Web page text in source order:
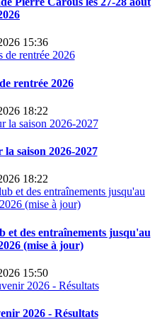
15:36
rentrée 2026
18:22
saison 2026-2027
18:22
et des entraînements jusqu'au
(mise à jour)
15:50
2026 - Résultats